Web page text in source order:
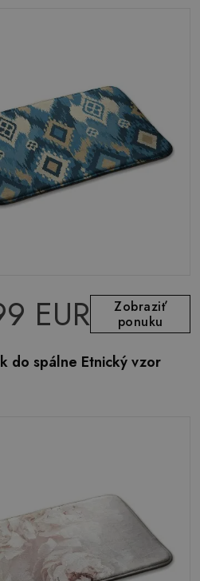
EUR
Zobraziť
ponuku
do spálne Etnický vzor